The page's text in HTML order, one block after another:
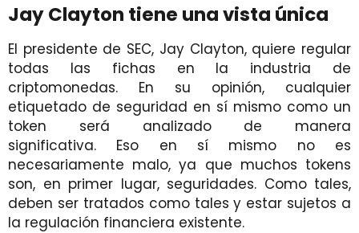
Jay Clayton tiene una vista única
El presidente de SEC, Jay Clayton, quiere regular
todas las fichas en la industria de
criptomonedas. En su opinión, cualquier
etiquetado de seguridad en sí mismo como un
token será analizado de manera
significativa. Eso en sí mismo no es
necesariamente malo, ya que muchos tokens
son, en primer lugar, seguridades. Como tales,
deben ser tratados como tales y estar sujetos a
la regulación financiera existente.